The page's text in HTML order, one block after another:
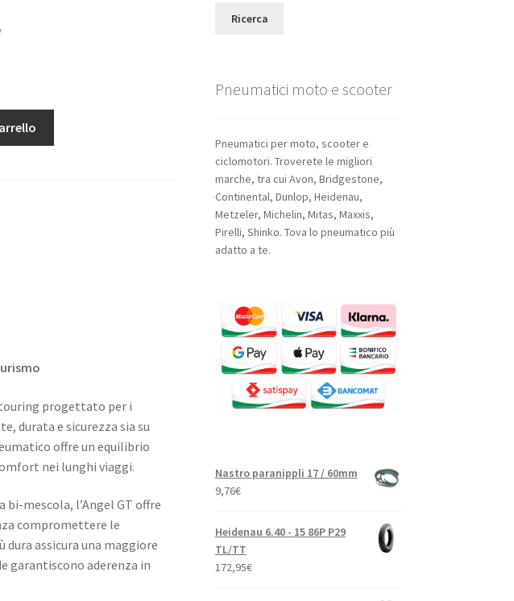
progettato per i
durata e sicurezza sia su
offre un equilibrio
nei lunghi viaggi.
mescola, l’Angel GT offre
compromettere le
assicura una maggiore
garantiscono aderenza in
Ricerca
Pneumatici moto e scooter
Pneumatici per moto, scooter e
ciclomotori. Troverete le migliori
marche, tra cui Avon, Bridgestone,
Continental, Dunlop, Heidenau,
Metzeler, Michelin, Mitas, Maxxis,
Pirelli, Shinko. Tova lo pneumatico più
adatto a te.
Nastro paranippli 17 / 60mm
9,76€
Heidenau 6.40 - 15 86P P29
TL/TT
172,95€